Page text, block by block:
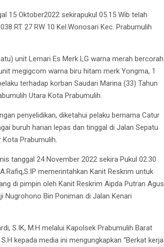
15 Oktober2022 sekirapukul 05.15 Wib telah
RT 27 RW 10 Kel.Wonosari Kec. Prabumulih
unit Lemari Es Merk LG warna merah bercorah
megigcom warna biru hitam merk Yongma, 1
terhadap korban Saudari Marina (33) Tahun
Utara Kota Prabumulih.
penyelidikan, diketahui pelaku bernama Catur
buruh harian lepas dan tinggal di Jalan Sepatu
Kota Prabumulih.
tanggal 24 November 2022 sekira Pukul 02.30
memerintahkan Kanit Reskrim untuk
di pimpin oleh Kanit Reskrim Aipda Putran Agus
Nugrohono Bin Poniman di Jalan Kenari
S.IK, M.H melalui Kapolsek Prabumulih Barat
kepada media ini mengungkapkan “Berkat kerja